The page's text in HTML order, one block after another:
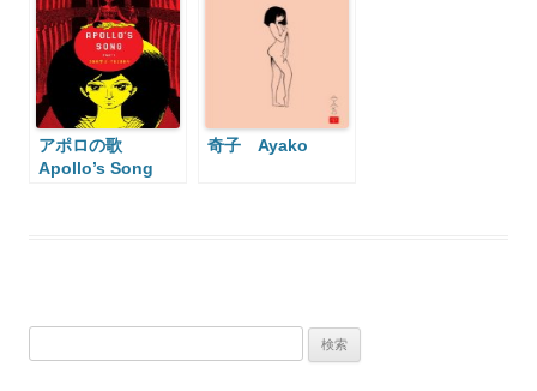
アポロの歌
Apollo’s Song
奇子 Ayako